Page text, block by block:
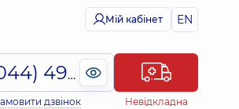
Мій кабінет EN
(044) 495-2-888
дзвінок Невідкладна